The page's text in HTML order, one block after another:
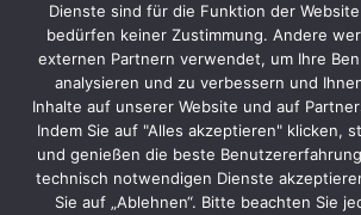
Batteriegesetz Datenschutz AGB Impressum
Dienste sind für die Funktion der
bedürfen keiner Zustimmung. Andere
externen Partnern verwendet, um Ihre
analysieren und zu verbessern und
Inhalte auf unserer Website und auf
Indem Sie auf "Alles akzeptieren" klicken,
und genießen die beste
technisch notwendigen Dienste
Sie auf „Ablehnen“. Bitte beachten Sie